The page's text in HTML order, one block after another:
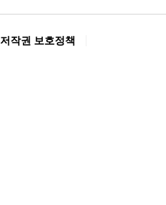
저작권 보호정책